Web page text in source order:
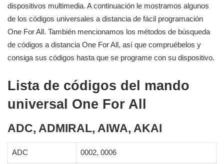
dispositivos multimedia. A continuación le mostramos algunos
de los códigos universales a distancia de fácil programación
One For All. También mencionamos los métodos de búsqueda
de códigos a distancia One For All, así que compruébelos y
consiga sus códigos hasta que se programe con su dispositivo.
Lista de códigos del mando
universal One For All
ADC, ADMIRAL, AIWA, AKAI
ADC 0002, 0006